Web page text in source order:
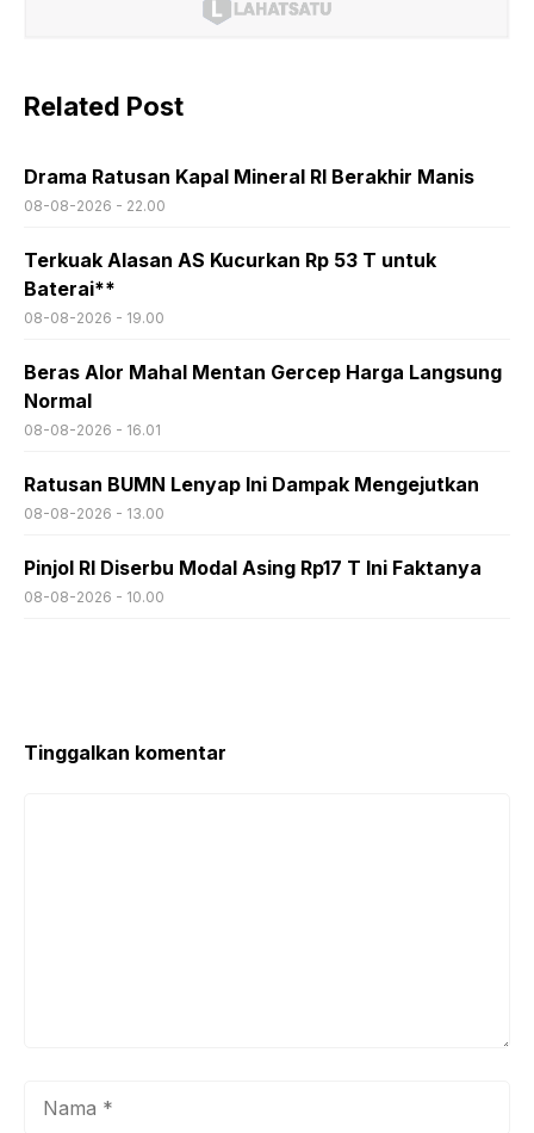
Related Post
Drama Ratusan Kapal Mineral RI Berakhir Manis
08-08-2026 - 22.00
Terkuak Alasan AS Kucurkan Rp 53 T untuk
Baterai**
08-08-2026 - 19.00
Beras Alor Mahal Mentan Gercep Harga Langsung
Normal
08-08-2026 - 16.01
Ratusan BUMN Lenyap Ini Dampak Mengejutkan
08-08-2026 - 13.00
Pinjol RI Diserbu Modal Asing Rp17 T Ini Faktanya
08-08-2026 - 10.00
Tinggalkan komentar